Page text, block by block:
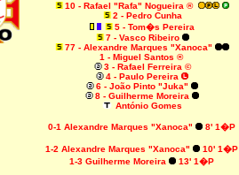
10 - Rafael "Rafa" Nogueira ®
2 - Pedro Cunha
5 - Tom�s Pereira
7 - Vasco Ribeiro
77 - Alexandre Marques "Xanoca"
1 - Miguel Santos ®
3 - Rafael Ferreira ©
4 - Paulo Pereira
6 - João Pinto "Juka"
8 - Guilherme Moreira
António Gomes
0-1 Alexandre Marques "Xanoca" 8' 1�P
1-2 Alexandre Marques "Xanoca"
10' 1�P
1-3 Guilherme Moreira
13' 1�P